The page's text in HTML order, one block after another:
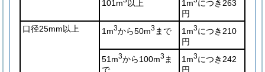
101m
以上 1m につき263
円
口径25mm以上
1m3から50m3 まで 1m3につき210
円
51m3から100m3 ま
で
1m3につき242
円